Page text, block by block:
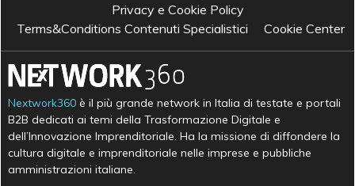
Privacy e Cookie Policy
Terms&Conditions Contenuti Specialistici
Cookie Center
Nextwork360 è il più grande network in Italia di testate e portali
B2B dedicati ai temi della Trasformazione Digitale e
dell’Innovazione Imprenditoriale. Ha la missione di diffondere la
cultura digitale e imprenditoriale nelle imprese e pubbliche
amministrazioni italiane.